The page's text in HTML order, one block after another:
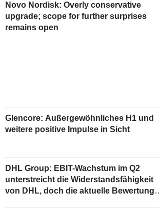
Novo Nordisk: Overly conservative
upgrade; scope for further surprises
remains open
Glencore: Außergewöhnliches H1 und
weitere positive Impulse in Sicht
DHL Group: EBIT-Wachstum im Q2
unterstreicht die Widerstandsfähigkeit
von DHL, doch die aktuelle Bewertung